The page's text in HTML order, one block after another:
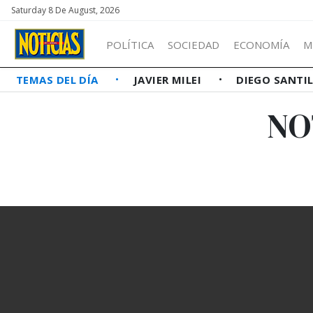
Saturday 8 De August, 2026
POLÍTICA SOCIEDAD ECONOMÍA
TEMAS DEL DÍA JAVIER MILEI DIEGO